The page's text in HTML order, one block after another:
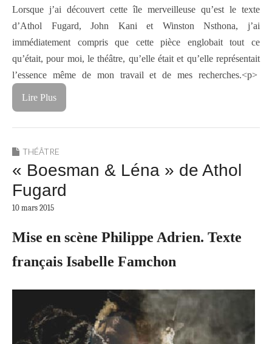
Lorsque j’ai découvert cette île merveilleuse qu’est le texte
d’Athol Fugard, John Kani et Winston Nsthona, j’ai
immédiatement compris que cette pièce englobait tout ce
qu’était, pour moi, le théâtre, qu’elle était et qu’elle représentait
l’essence même de mon travail et de mes recherches.<p>
Lire Plus
THÉÂTRE
« Boesman & Léna » de Athol
Fugard
10 mars 2015
Mise en scène Philippe Adrien. Texte
français Isabelle Famchon